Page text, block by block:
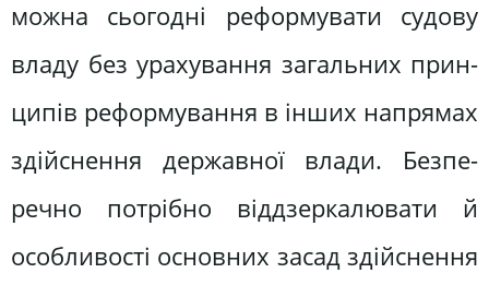
можна сьогодні реформувати судову
владу без урахування загальних прин­
ципів реформування в інших напрямах
здійснення державної влади. Безпе­
речно потрібно віддзеркалювати й
особливості основних засад здійснення